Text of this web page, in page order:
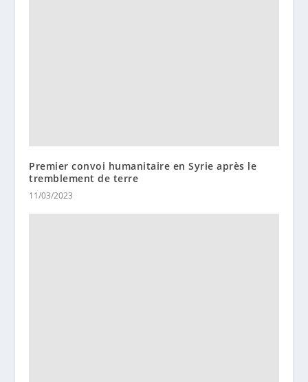
Premier convoi humanitaire en Syrie après le
tremblement de terre
11/03/2023